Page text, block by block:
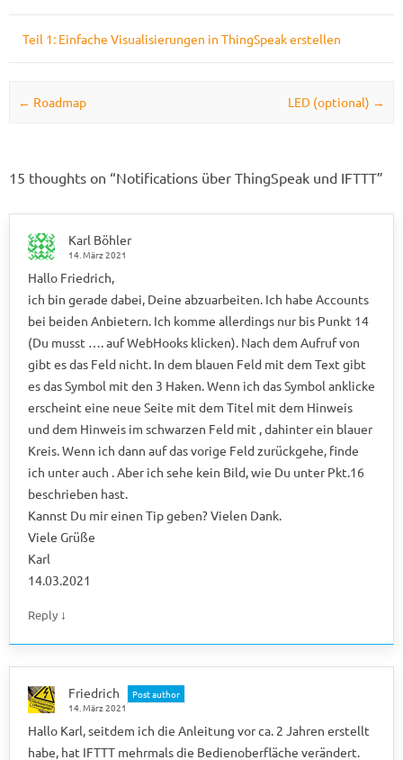
Teil 1: Einfache Visualisierungen in ThingSpeak erstellen
Post navigation
← Roadmap LED (optional) →
15 thoughts on “Notifications über ThingSpeak und IFTTT”
Karl Böhler
14. März 2021
Hallo Friedrich,
ich bin gerade dabei, Deine abzuarbeiten. Ich habe Accounts
bei beiden Anbietern. Ich komme allerdings nur bis Punkt 14
(Du musst …. auf WebHooks klicken). Nach dem Aufruf von
gibt es das Feld nicht. In dem blauen Feld mit dem Text gibt
es das Symbol mit den 3 Haken. Wenn ich das Symbol anklicke
erscheint eine neue Seite mit dem Titel mit dem Hinweis
und dem Hinweis im schwarzen Feld mit , dahinter ein blauer
Kreis. Wenn ich dann auf das vorige Feld zurückgehe, finde
ich unter auch . Aber ich sehe kein Bild, wie Du unter Pkt.16
beschrieben hast.
Kannst Du mir einen Tip geben? Vielen Dank.
Viele Grüße
Karl
14.03.2021
Reply ↓
Friedrich
Post author
14. März 2021
Hallo Karl, seitdem ich die Anleitung vor ca. 2 Jahren erstellt
habe, hat IFTTT mehrmals die Bedienoberfläche verändert.